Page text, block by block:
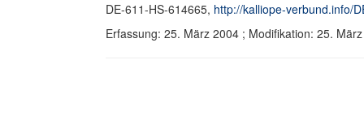
DE-611-HS-614665, http://kalliope-verbund.info/
Erfassung: 25. März 2004 ; Modifikation: 25.